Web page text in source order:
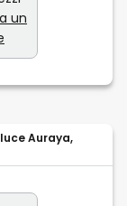
un
Auraya,